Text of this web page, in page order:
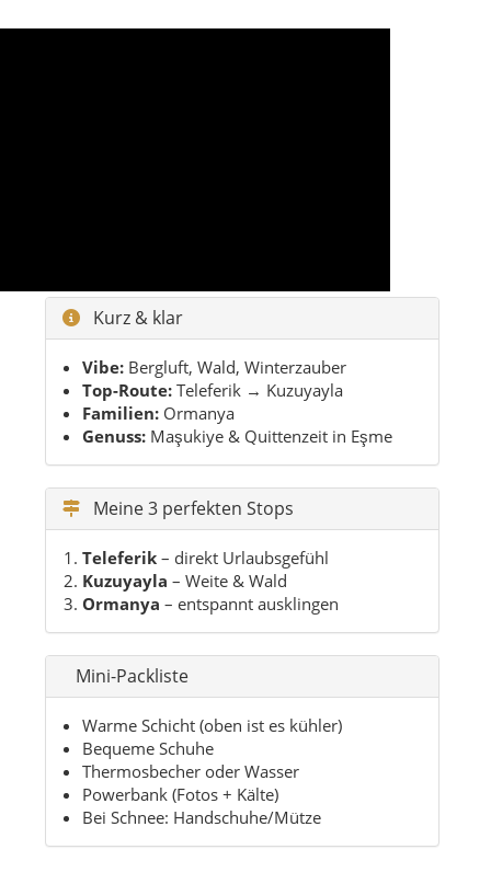
Ormanya– entspannt ausklingen
Mini-Packliste
Warme Schicht (oben ist es kühler)
Bequeme Schuhe
Bei Schnee: Handschuhe/Mütze